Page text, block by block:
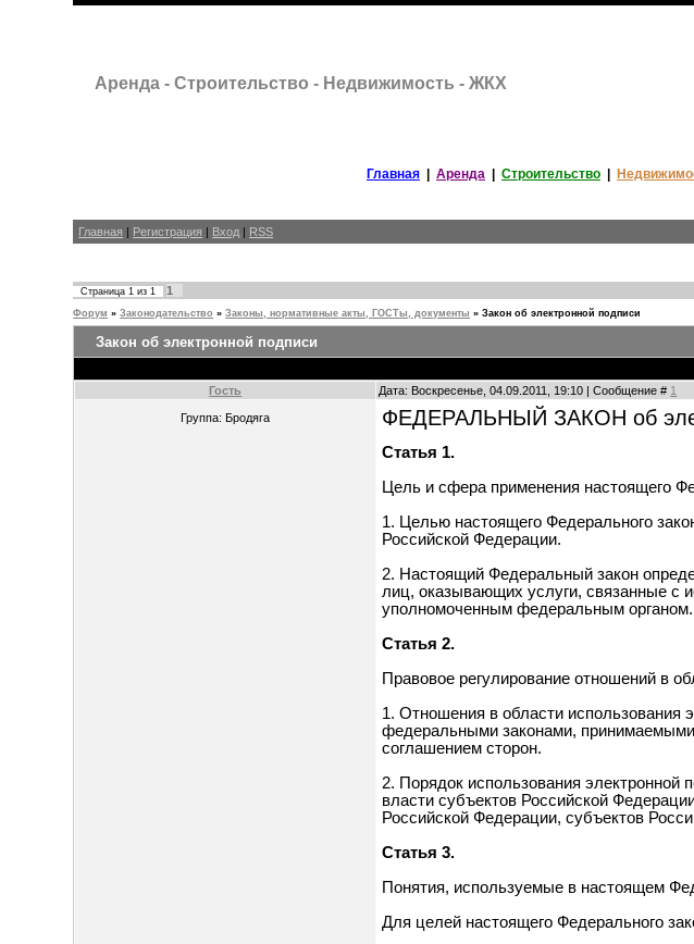
Аренда - Строительство - Недвижимость - ЖКХ
Главная Аренда Строительство
Главная Регистрация Вход RSS
Страница1 из1 1
Форум » Законодательство » Законы, нормативные акты, ГОСТы, документы » Закон об электронной подписи
Закон об электронной подписи
Гость Дата: Воскресенье, 04.09.2011, 19:10 | Сообщение # 1
Группа: Бродяга ФЕДЕРАЛЬНЫЙ ЗАКОН об
Статья 1.
Цель и сфера применения настоящего
1. Целью настоящего Федерального
Российской Федерации.
2. Настоящий Федеральный закон
лиц, оказывающих услуги, связанные с
уполномоченным федеральным органом.
Статья 2.
Правовое регулирование отношений в
1. Отношения в области использования
федеральными законами,
соглашением сторон.
2. Порядок использования электронной
власти субъектов Российской
Российской Федерации, субъектов
Статья 3.
Понятия, используемые в настоящем
Для целей настоящего Федерального